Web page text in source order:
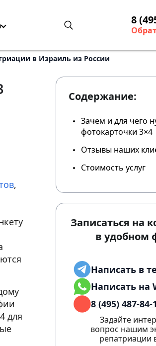
8
в Израиль из России
,
для
Содержание:
Зачем и для чего
фотокарточки 3×4
Отзывы наших
Стоимость услуг
Записаться на
в удобном
Написать в
Написать на
8 (495) 487-84-
Задайте
вопрос нашим
репатриации